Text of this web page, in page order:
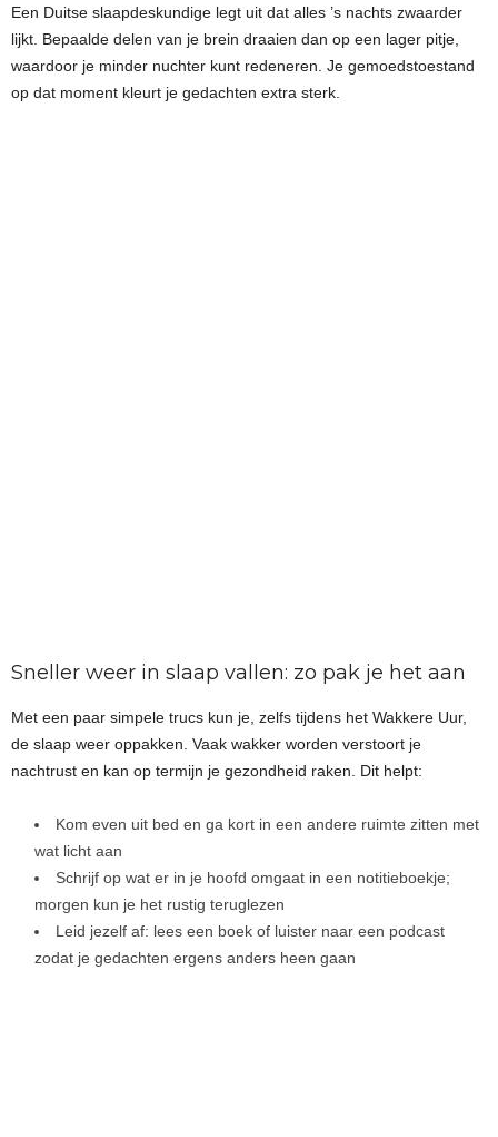
Een Duitse slaapdeskundige legt uit dat alles ’s nachts zwaarder
lijkt. Bepaalde delen van je brein draaien dan op een lager pitje,
waardoor je minder nuchter kunt redeneren. Je gemoedstoestand
op dat moment kleurt je gedachten extra sterk.
Sneller weer in slaap vallen: zo pak je het aan
Met een paar simpele trucs kun je, zelfs tijdens het Wakkere Uur,
de slaap weer oppakken. Vaak wakker worden verstoort je
nachtrust en kan op termijn je gezondheid raken. Dit helpt:
Kom even uit bed en ga kort in een andere ruimte zitten met
wat licht aan
Schrijf op wat er in je hoofd omgaat in een notitieboekje;
morgen kun je het rustig teruglezen
Leid jezelf af: lees een boek of luister naar een podcast
zodat je gedachten ergens anders heen gaan